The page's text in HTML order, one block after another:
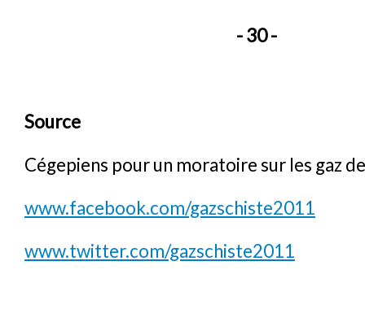
- 30 -
Source
Cégepiens pour un moratoire sur les gaz
www.facebook.com/gazschiste2011
www.twitter.com/gazschiste2011